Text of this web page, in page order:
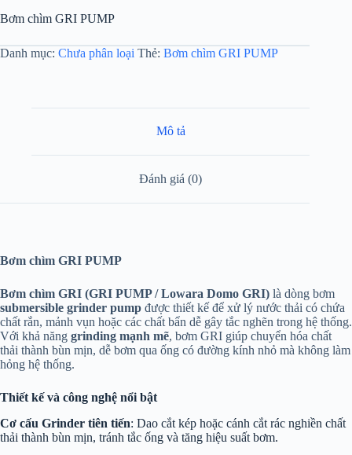
Bơm chìm GRI PUMP
Danh mục: Chưa phân loại Thẻ: Bơm chìm GRI PUMP
Mô tả
Đánh giá (0)
Bơm chìm GRI PUMP
Bơm chìm GRI (GRI PUMP / Lowara Domo GRI) là dòng bơm
submersible grinder pump được thiết kế để xử lý nước thải có chứa
chất rắn, mảnh vụn hoặc các chất bẩn dễ gây tắc nghẽn trong hệ thống.
Với khả năng grinding mạnh mẽ, bơm GRI giúp chuyển hóa chất
thải thành bùn mịn, dễ bơm qua ống có đường kính nhỏ mà không làm
hỏng hệ thống.
Thiết kế và công nghệ nổi bật
Cơ cấu Grinder tiên tiến: Dao cắt kép hoặc cánh cắt rác nghiền chất
thải thành bùn mịn, tránh tắc ống và tăng hiệu suất bơm.